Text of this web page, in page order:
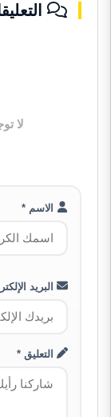
لا
الاسم *
البريد
التعليق *